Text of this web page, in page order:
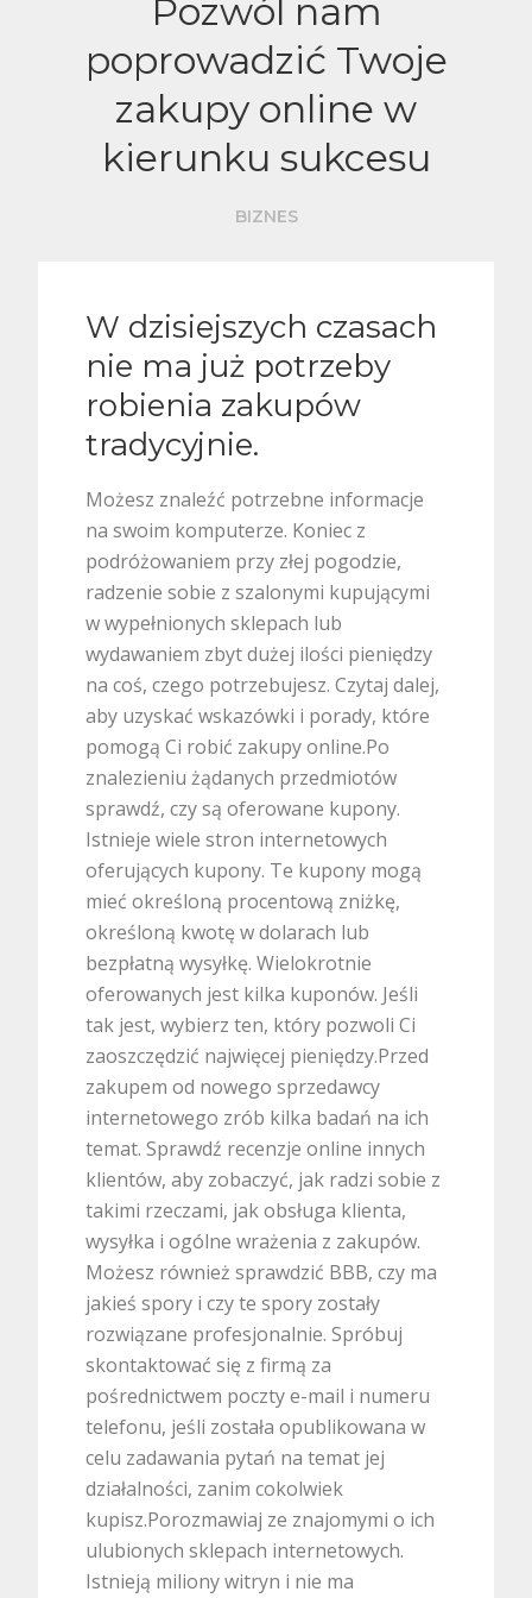
Pozwól nam
poprowadzić Twoje
zakupy online w
kierunku sukcesu
BIZNES
W dzisiejszych czasach
nie ma już potrzeby
robienia zakupów
tradycyjnie.
Możesz znaleźć potrzebne informacje
na swoim komputerze. Koniec z
podróżowaniem przy złej pogodzie,
radzenie sobie z szalonymi kupującymi
w wypełnionych sklepach lub
wydawaniem zbyt dużej ilości pieniędzy
na coś, czego potrzebujesz. Czytaj dalej,
aby uzyskać wskazówki i porady, które
pomogą Ci robić zakupy online.Po
znalezieniu żądanych przedmiotów
sprawdź, czy są oferowane kupony.
Istnieje wiele stron internetowych
oferujących kupony. Te kupony mogą
mieć określoną procentową zniżkę,
określoną kwotę w dolarach lub
bezpłatną wysyłkę. Wielokrotnie
oferowanych jest kilka kuponów. Jeśli
tak jest, wybierz ten, który pozwoli Ci
zaoszczędzić najwięcej pieniędzy.Przed
zakupem od nowego sprzedawcy
internetowego zrób kilka badań na ich
temat. Sprawdź recenzje online innych
klientów, aby zobaczyć, jak radzi sobie z
takimi rzeczami, jak obsługa klienta,
wysyłka i ogólne wrażenia z zakupów.
Możesz również sprawdzić BBB, czy ma
jakieś spory i czy te spory zostały
rozwiązane profesjonalnie. Spróbuj
skontaktować się z firmą za
pośrednictwem poczty e-mail i numeru
telefonu, jeśli została opublikowana w
celu zadawania pytań na temat jej
działalności, zanim cokolwiek
kupisz.Porozmawiaj ze znajomymi o ich
ulubionych sklepach internetowych.
Istnieją miliony witryn i nie ma